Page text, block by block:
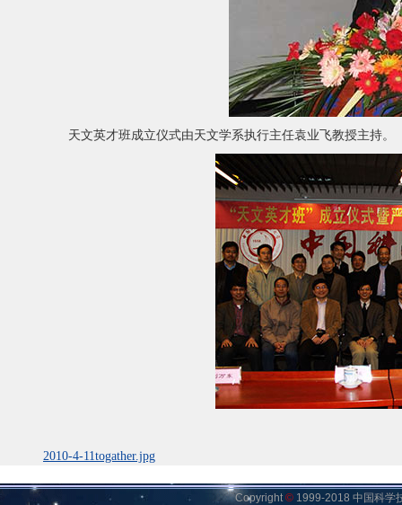
天文英才班成立仪式由天文学系执行主任袁业飞教授主持。
2010-4-11togather.jpg
Copyright©1999-2018 中国科学